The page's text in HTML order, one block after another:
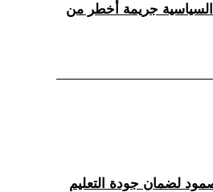
السياسية جريمة أخطر من
لضمان جودة التعليم